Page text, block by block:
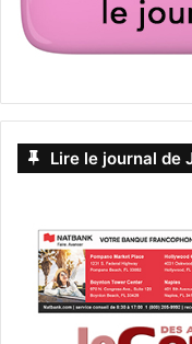
Lire le journal de